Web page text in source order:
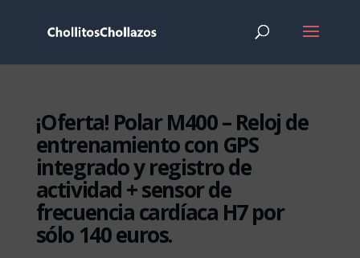
¡Oferta! Polar M400 – Reloj de
entrenamiento con GPS
integrado y registro de
actividad + sensor de
frecuencia cardíaca H7 por
sólo 140 euros.